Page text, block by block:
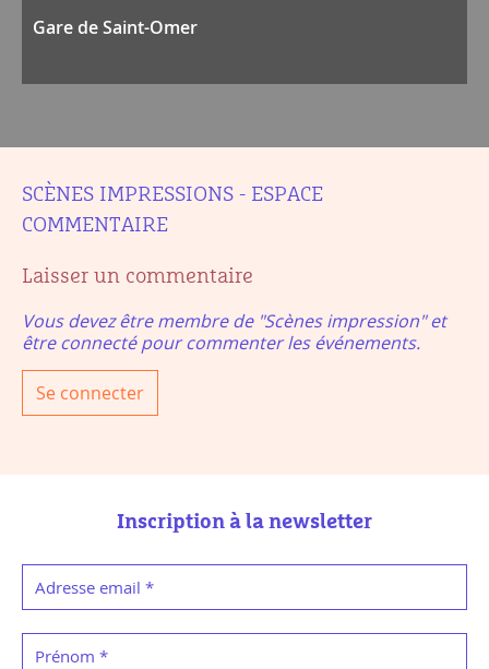
Gare de Saint-Omer
SCÈNES IMPRESSIONS - ESPACE
COMMENTAIRE
Laisser un commentaire
Vous devez être membre de "Scènes impression" et
être connecté pour commenter les événements.
Se connecter
Inscription à la newsletter
Adresse email *
Prénom *